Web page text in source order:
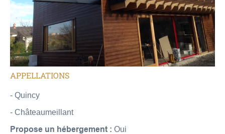
APPELLATIONS
- Quincy
- Châteaumeillant
Propose un hébergement : Oui